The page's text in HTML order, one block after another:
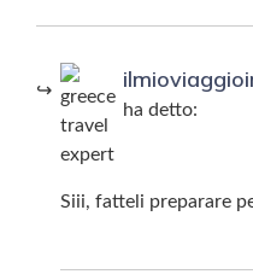
ha detto:
Siii, fatteli preparare